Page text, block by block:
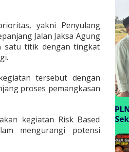
yakni Penyulang
Jalan Jaksa Agung
satu titik dengan tingkat
tersebut dengan
proses pemangkasan
kegiatan Risk Based
mengurangi potensi